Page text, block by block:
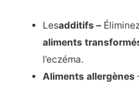
Lesadditifs –
aliments
l’eczéma.
Aliments allergènes